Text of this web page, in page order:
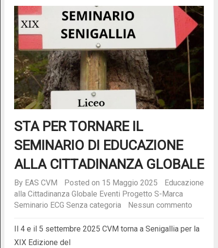
STA PER TORNARE IL
SEMINARIO DI EDUCAZIONE
ALLA CITTADINANZA GLOBALE
By EAS CVM Posted on 15 Maggio 2025
Educazione
alla Cittadinanza Globale Eventi Progetto S-Marca
Seminario ECG Senza categoria Nessun commento
Il 4 e il 5 settembre 2025 CVM torna a Senigallia per la
XIX Edizione del